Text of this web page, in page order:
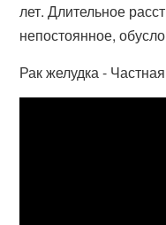
лет. Длительное
непостоянное,
Рак желудка -